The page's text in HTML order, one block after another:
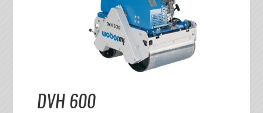
DVH 600